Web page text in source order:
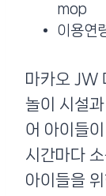
mop
이용연
마카오 JW
놀이 시설
어 아이들
시간마다
아이들을